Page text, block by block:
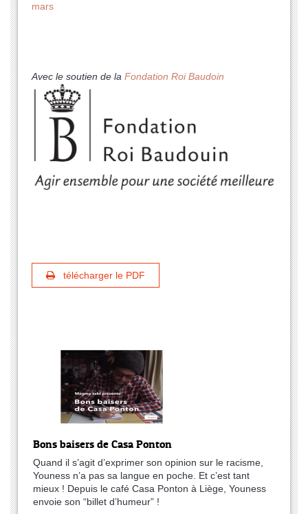
mars
Avec le soutien de la Fondation Roi Baudoin
télécharger le PDF
Bons baisers de Casa Ponton
Quand il s’agit d’exprimer son opinion sur le racisme,
Youness n’a pas sa langue en poche. Et c’est tant
mieux ! Depuis le café Casa Ponton à Liège, Youness
envoie son “billet d’humeur” !